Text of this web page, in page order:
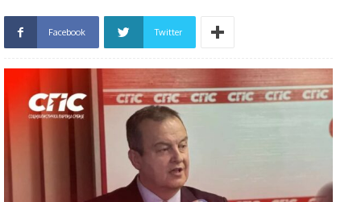
Facebook Twitter